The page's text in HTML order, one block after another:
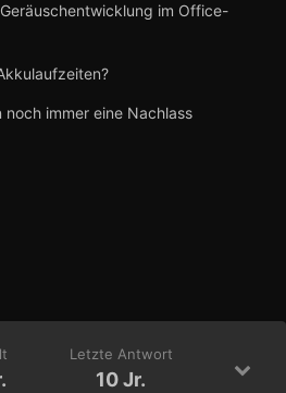
im Office-
immer eine Nachlass
Letzte Antwort
10 Jr.